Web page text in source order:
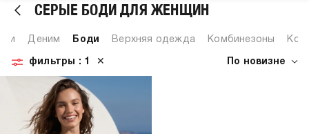
СЕРЫЕ БОДИ ДЛЯ ЖЕНЩИН
Деним Боди Верхняя одежда Комбинезоны
По новизне
фильтры : 1 ✕